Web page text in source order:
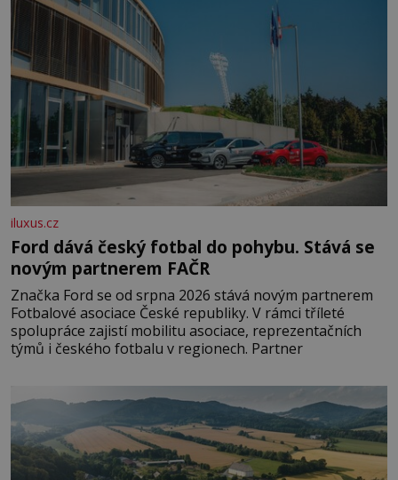
iluxus.cz
Ford dává český fotbal do pohybu. Stává se
novým partnerem FAČR
Značka Ford se od srpna 2026 stává novým partnerem
Fotbalové asociace České republiky. V rámci tříleté
spolupráce zajistí mobilitu asociace, reprezentačních
týmů i českého fotbalu v regionech. Partner